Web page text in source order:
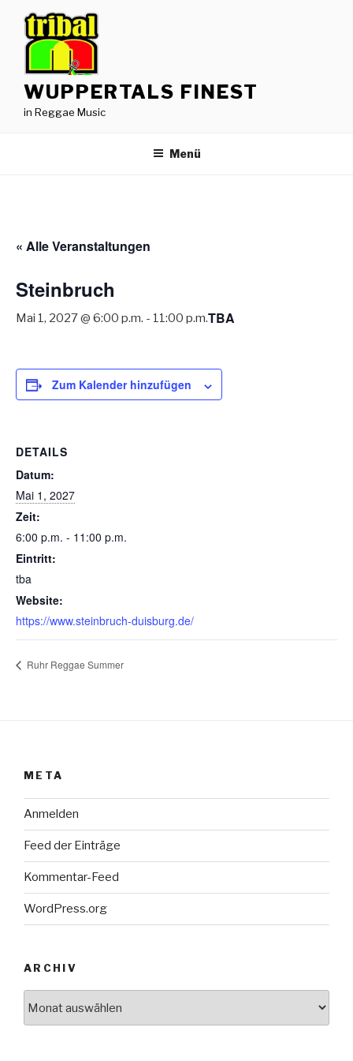
Inhalt
springen
WUPPERTALS FINEST
in Reggae Music
Menü
« Alle Veranstaltungen
Steinbruch
Mai 1, 2027 @ 6:00 p.m. - 11:00 p.m.TBA
Zum Kalender hinzufügen
DETAILS
Datum:
Mai 1, 2027
Zeit:
6:00 p.m. - 11:00 p.m.
Eintritt:
tba
Website:
https://www.steinbruch-duisburg.de/
Ruhr Reggae Summer
META
Anmelden
Feed der Einträge
Kommentar-Feed
WordPress.org
ARCHIV